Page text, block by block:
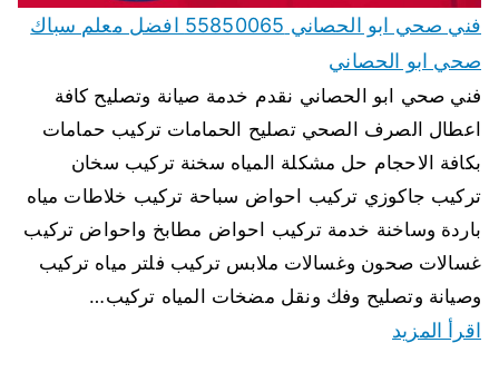
فني صحي ابو الحصاني 55850065 افضل معلم سباك
صحي ابو الحصاني
فني صحي ابو الحصاني نقدم خدمة صيانة وتصليح كافة
اعطال الصرف الصحي تصليح الحمامات تركيب حمامات
بكافة الاحجام حل مشكلة المياه سخنة تركيب سخان
تركيب جاكوزي تركيب احواض سباحة تركيب خلاطات مياه
باردة وساخنة خدمة تركيب احواض مطابخ واحواض تركيب
غسالات صحون وغسالات ملابس تركيب فلتر مياه تركيب
وصيانة وتصليح وفك ونقل مضخات المياه تركيب…
اقرأ المزيد